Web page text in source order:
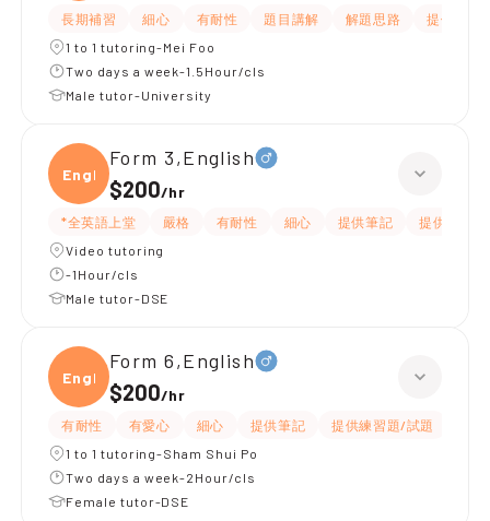
長期補習 細心 有耐性 題目講解 解題思路
提供練習
1 to 1 tutoring-Mei Foo
Two days a week-1.5Hour/cls
Male tutor-University
Engli
Form 3,English
$200/hr
*全英語上堂 嚴格 有耐性 細心 提供筆記
提供練習
Video tutoring
-1Hour/cls
Male tutor-DSE
Engli
Form 6,English
$200/hr
有耐性 有愛心 細心 提供筆記 提供練習題/試題
1 to 1 tutoring-Sham Shui Po
Two days a week-2Hour/cls
Female tutor-DSE